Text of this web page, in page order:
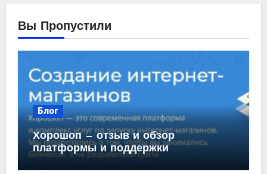
Вы Пропустили
Блог
Хорошоп — отзыв и обзор
платформы и поддержки